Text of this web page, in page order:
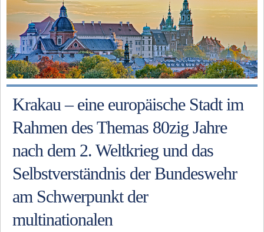
Krakau – eine europäische Stadt im
Rahmen des Themas 80zig Jahre
nach dem 2. Weltkrieg und das
Selbstverständnis der Bundeswehr
am Schwerpunkt der
multinationalen